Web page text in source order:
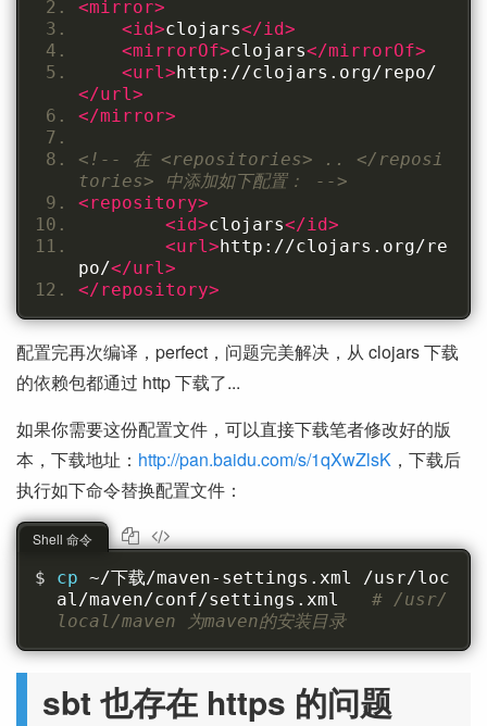
<mirror>
<id>clojars</id>
<mirrorOf>clojars</mirrorOf>
<url>http://clojars.org/repo/
</url>
</mirror>
<!-- 在 <repositories> .. </reposi
tories> 中添加如下配置： -->
<repository>
<id>clojars</id>
<url>http://clojars.org/re
po/</url>
</repository>
配置完再次编译，perfect，问题完美解决，从 clojars 下载
的依赖包都通过 http 下载了...
如果你需要这份配置文件，可以直接下载笔者修改好的版
本，下载地址： http://pan.baidu.com/s/1qXwZlsK ，下载后
执行如下命令替换配置文件：
cp ~/下载/maven-settings.xml /usr/loc
al/maven/conf/settings.xml # /usr/
local/maven 为maven的安装目录
Shell 命令
sbt 也存在 https 的问题